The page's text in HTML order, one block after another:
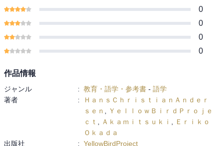
0
0
0
0
作品情報
ジャンル : 教育・語学・参考書 - 語学
著者
:
ＨａｎｓＣｈｒｉｓｔｉａｎＡｎｄｅｒ
ｓｅｎ
ＹｅｌｌｏｗＢｉｒｄＰｒｏｊｅ
ｃｔ
Ａｋａｍｉｔｓｕｋｉ
Ｅｒｉｋｏ
Ｏｋａｄａ
出版社
: YellowBirdProject